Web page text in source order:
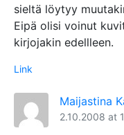
sieltä löytyy
Eipä olisi voinut
kirjojakin edellleen.
Link
Maijastina
2.10.2008 at